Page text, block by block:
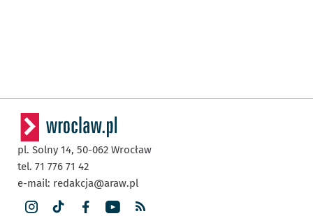
pl. Solny 14, 50-062 Wrocław
tel. 71 776 71 42
e-mail: redakcja@araw.pl